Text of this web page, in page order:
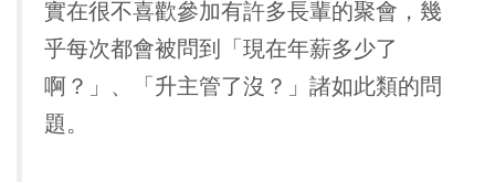
實在很不喜歡參加有許多長輩的聚會，幾
乎每次都會被問到「現在年薪多少了
啊？」、「升主管了沒？」諸如此類的問
題。